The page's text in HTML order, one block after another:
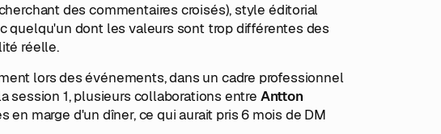
des commentaires croisés), style éditorial
quelqu'un dont les valeurs sont trop différentes des
réelle.
lors des événements, dans un cadre professionnel
session 1, plusieurs collaborations entre Antton
en marge d'un dîner, ce qui aurait pris 6 mois de DM